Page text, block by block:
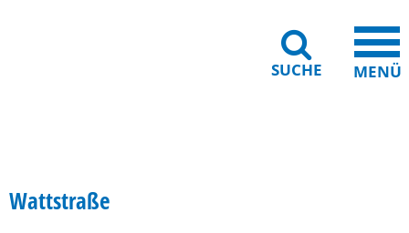
SUCHE MENÜ
Wattstraße